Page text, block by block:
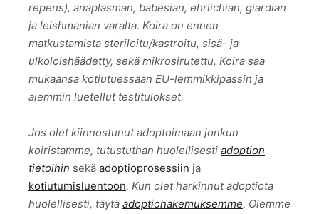
repens), anaplasman, babesian, ehrlichian, giardian
ja leishmanian varalta. Koira on ennen
matkustamista steriloitu/kastroitu, sisä- ja
ulkoloishäädetty, sekä mikrosirutettu. Koira saa
mukaansa kotiutuessaan EU-lemmikkipassin ja
aiemmin luetellut testitulokset.
Jos olet kiinnostunut adoptoimaan jonkun
koiristamme, tutustuthan huolellisesti adoption
tietoihin sekä adoptioprosessiin ja
kotiutumisluentoon. Kun olet harkinnut adoptiota
huolellisesti, täytä adoptiohakemuksemme. Olemme